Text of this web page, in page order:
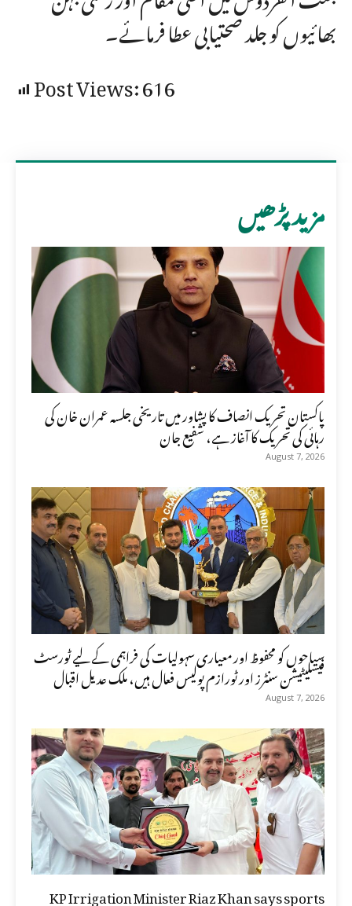
بھائیوں کو جلد صحتیابی عطا فرمائے۔
Post Views:616
مزید پڑھیں
پاکستان تحریک انصاف کا پشاور میں تاریخی جلسہ عمران خان کی
رہائی کی تحریک کا آغاز ہے، شفیع جان
August 7, 2026
سیاحوں کو محفوظ اور معیاری سہولیات کی فراہمی کے لیے ٹورسٹ
فیسلیٹیشن سنٹرز اور ٹورازم پولیس فعال ہیں، ملک عدیل اقبال
August 7, 2026
KP Irrigation Minister Riaz Khan says sports